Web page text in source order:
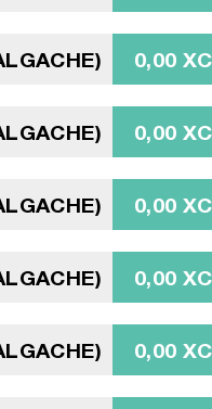
0,00
0,00
0,00
0,00
0,00